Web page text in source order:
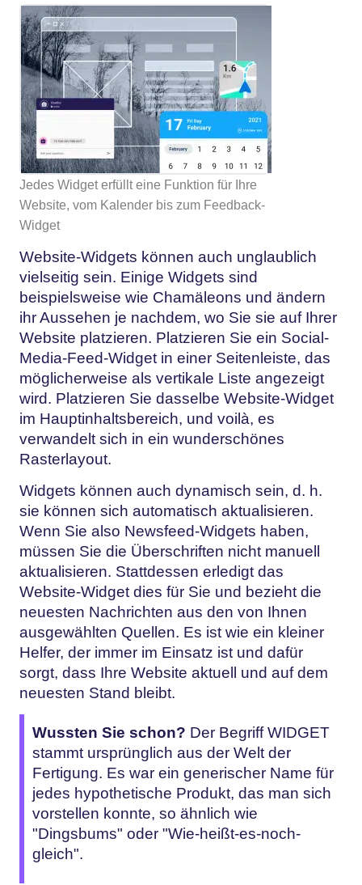
Jedes Widget erfüllt eine Funktion für Ihre
Website, vom Kalender bis zum Feedback-
Widget
Website-Widgets können auch unglaublich
vielseitig sein. Einige Widgets sind
beispielsweise wie Chamäleons und ändern
ihr Aussehen je nachdem, wo Sie sie auf Ihrer
Website platzieren. Platzieren Sie ein Social-
Media-Feed-Widget in einer Seitenleiste, das
möglicherweise als vertikale Liste angezeigt
wird. Platzieren Sie dasselbe Website-Widget
im Hauptinhaltsbereich, und voilà, es
verwandelt sich in ein wunderschönes
Rasterlayout.
Widgets können auch dynamisch sein, d. h.
sie können sich automatisch aktualisieren.
Wenn Sie also Newsfeed-Widgets haben,
müssen Sie die Überschriften nicht manuell
aktualisieren. Stattdessen erledigt das
Website-Widget dies für Sie und bezieht die
neuesten Nachrichten aus den von Ihnen
ausgewählten Quellen. Es ist wie ein kleiner
Helfer, der immer im Einsatz ist und dafür
sorgt, dass Ihre Website aktuell und auf dem
neuesten Stand bleibt.
Wussten Sie schon? Der Begriff WIDGET
stammt ursprünglich aus der Welt der
Fertigung. Es war ein generischer Name für
jedes hypothetische Produkt, das man sich
vorstellen konnte, so ähnlich wie
"Dingsbums" oder "Wie-heißt-es-noch-
gleich".